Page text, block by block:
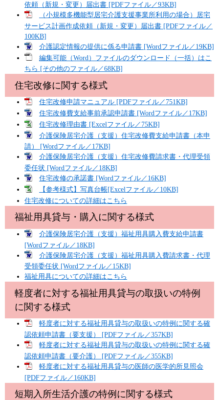
依頼（新規・変更）届出書 [PDFファイル／93KB]
（小規模多機能型居宅介護支援事業所利用の場合）居宅
サービス計画作成依頼（新規・変更）届出書 [PDFファイル／
100KB]
介護認定情報の提供に係る申請書 [Wordファイル／19KB]
編集可能（Word）ファイルのダウンロード（一括）はこ
ちら [その他のファイル／68KB]
住宅改修に関する様式
住宅改修申請マニュアル [PDFファイル／751KB]
住宅改修費支給事前承認申請書 [Wordファイル／17KB]
住宅改修理由書 [Excelファイル／75KB]
介護保険居宅介護（支援）住宅改修費支給申請書（本申
請） [Wordファイル／17KB]
介護保険居宅介護（支援）住宅改修費請求書・代理受領
委任状 [Wordファイル／18KB]
住宅改修の承諾書 [Wordファイル／16KB]
【参考様式】写真台帳[Excelファイル／10KB]
住宅改修についての詳細はこちら
福祉用具貸与・購入に関する様式
介護保険居宅介護（支援）福祉用具購入費支給申請書
[Wordファイル／18KB]
介護保険居宅介護（支援）福祉用具購入費請求書・代理
受領委任状 [Wordファイル／15KB]
福祉用具についての詳細はこちら
軽度者に対する福祉用具貸与の取扱いの特例
に関する様式
軽度者に対する福祉用具貸与の取扱いの特例に関する確
認依頼申請書（要支援） [PDFファイル／357KB]
軽度者に対する福祉用具貸与の取扱いの特例に関する確
認依頼申請書（要介護） [PDFファイル／355KB]
軽度者に対する福祉用具貸与の医師の医学的所見照会
[PDFファイル／160KB]
短期入所生活介護の特例に関する様式